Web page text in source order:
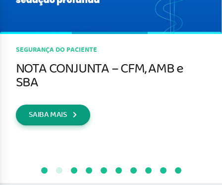
SEGURANÇA DO PACIENTE
NOTA CONJUNTA – CFM, AMB e
SBA
SAIBA MAIS